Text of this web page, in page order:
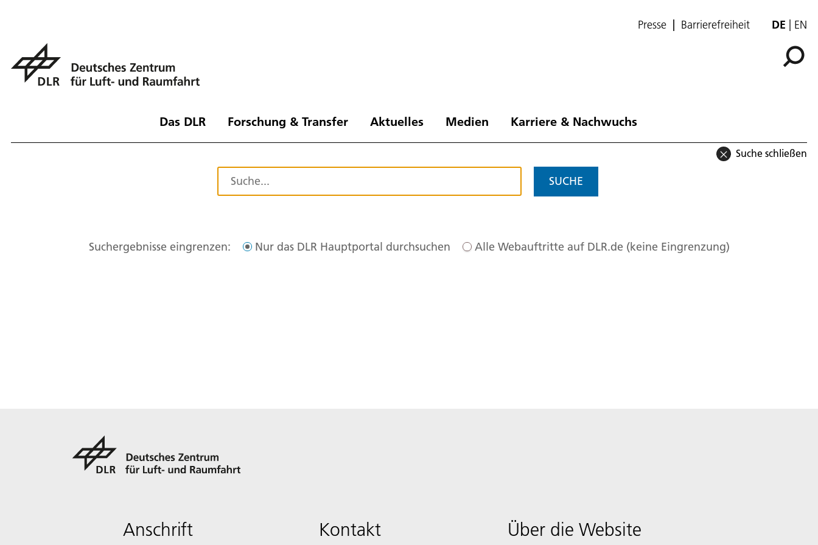
Presse Barrierefreiheit DE EN
Das DLR Forschung & Transfer Aktuelles Medien Karriere & Nachwuchs
Suche schließen
SUCHE
Suchergebnisse eingrenzen: Nur das DLR Hauptportal durchsuchen Alle Webauftritte auf DLR.de (keine Eingrenzung)
Anschrift Kontakt Über die Website